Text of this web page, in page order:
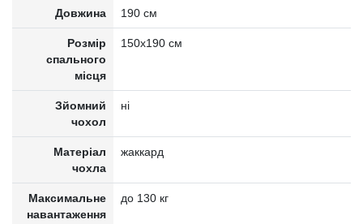
Довжина 190 см
Розмір
спального
місця
150x190 см
Зйомний
чохол
ні
Матеріал
чохла
жаккард
Максимальне
навантаження
до 130 кг